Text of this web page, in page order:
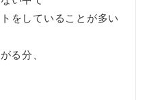
をしていることが多い
る分、